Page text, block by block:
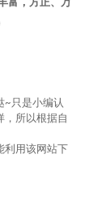
富，方正、万
~只是小编认
，所以根据自
利用该网站下